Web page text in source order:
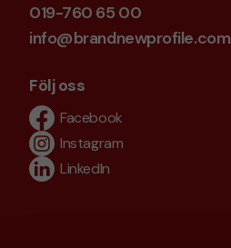
019-760 65 00
info@brandnewprofile.com
Följ oss
Facebook
Instagram
LinkedIn